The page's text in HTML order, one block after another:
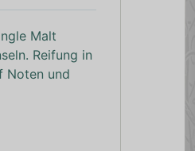
Malt
Reifung in
Noten und